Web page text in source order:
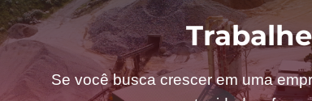
Se você busca crescer em uma